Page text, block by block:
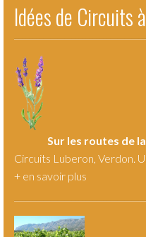
Idées de Circuits
Sur les routes de
Circuits Luberon, Verdon.
+ en savoir plus